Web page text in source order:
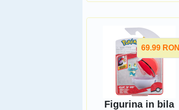
69.99 RON
Figurina in bila